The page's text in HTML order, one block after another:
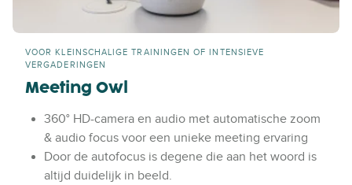
VOOR KLEINSCHALIGE TRAININGEN OF INTENSIEVE
VERGADERINGEN
Meeting Owl
360° HD-camera en audio met automatische zoom
& audio focus voor een unieke meeting ervaring
Door de autofocus is degene die aan het woord is
altijd duidelijk in beeld.